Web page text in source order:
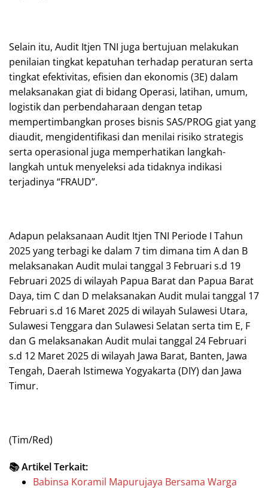
Selain itu, Audit Itjen TNI juga bertujuan melakukan
penilaian tingkat kepatuhan terhadap peraturan serta
tingkat efektivitas, efisien dan ekonomis (3E) dalam
melaksanakan giat di bidang Operasi, latihan, umum,
logistik dan perbendaharaan dengan tetap
mempertimbangkan proses bisnis SAS/PROG giat yang
diaudit, mengidentifikasi dan menilai risiko strategis
serta operasional juga memperhatikan langkah-
langkah untuk menyeleksi ada tidaknya indikasi
terjadinya “FRAUD”.
Adapun pelaksanaan Audit Itjen TNI Periode I Tahun
2025 yang terbagi ke dalam 7 tim dimana tim A dan B
melaksanakan Audit mulai tanggal 3 Februari s.d 19
Februari 2025 di wilayah Papua Barat dan Papua Barat
Daya, tim C dan D melaksanakan Audit mulai tanggal 17
Februari s.d 16 Maret 2025 di wilayah Sulawesi Utara,
Sulawesi Tenggara dan Sulawesi Selatan serta tim E, F
dan G melaksanakan Audit mulai tanggal 24 Februari
s.d 12 Maret 2025 di wilayah Jawa Barat, Banten, Jawa
Tengah, Daerah Istimewa Yogyakarta (DIY) dan Jawa
Timur.
(Tim/Red)
📚 Artikel Terkait:
Babinsa Koramil Mapurujaya Bersama Warga